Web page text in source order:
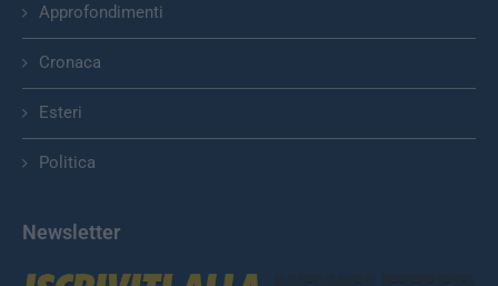
Approfondimenti
Cronaca
Esteri
Politica
Newsletter